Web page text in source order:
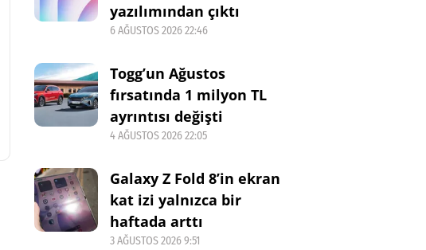
yazılımından çıktı
6 AĞUSTOS 2026 22:46
Togg’un Ağustos
fırsatında 1 milyon TL
ayrıntısı değişti
4 AĞUSTOS 2026 22:05
Galaxy Z Fold 8’in ekran
kat izi yalnızca bir
haftada arttı
3 AĞUSTOS 2026 9:51